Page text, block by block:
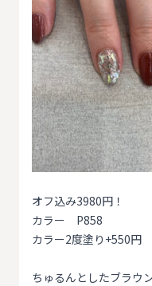
オフ込み3980円！
カラー P858
カラー2度塗り+550円
ちゅるんとしたブラウ